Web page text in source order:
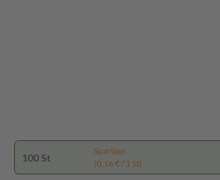
100 St
Spartipp
(0,16 € / 1 St)